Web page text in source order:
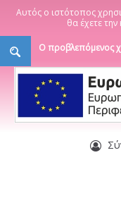
Αυτός ο ιστότοπος
θα έχετε
Ο προβλεπόμενος